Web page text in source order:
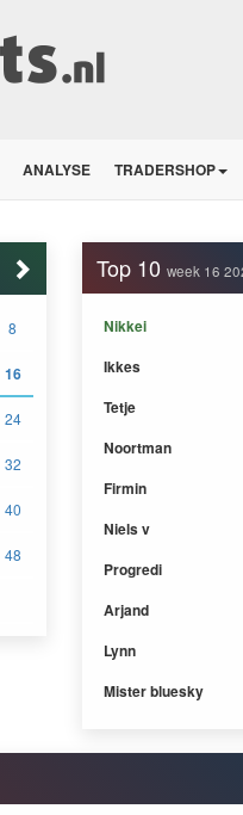
ANALYSE TRADERSHOP
8
16
24
32
40
48
Top 10 week 16
Nikkei
Ikkes
Tetje
Noortman
Firmin
Niels v
Progredi
Arjand
Lynn
Mister bluesky